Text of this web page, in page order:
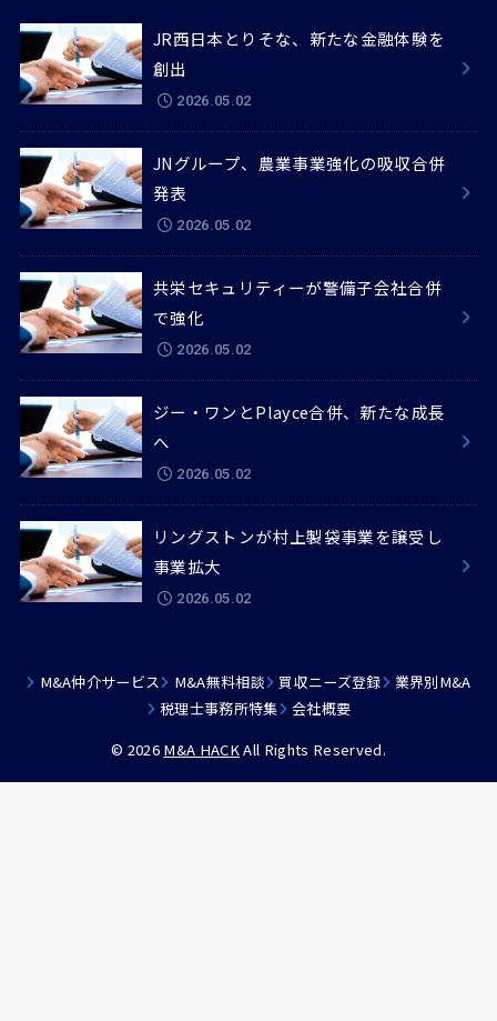
JR西日本とりそな、新たな金融体験を
創出
2026.05.02
JNグループ、農業事業強化の吸収合併
発表
2026.05.02
共栄セキュリティーが警備子会社合併
で強化
2026.05.02
ジー・ワンとPlayce合併、新たな成長
へ
2026.05.02
リングストンが村上製袋事業を譲受し
事業拡大
2026.05.02
M&A仲介サービス M&A無料相談 買収ニーズ登録
業界別M&A
税理士事務所特集
会社概要
© 2026 M&A HACKAll Rights Reserved.